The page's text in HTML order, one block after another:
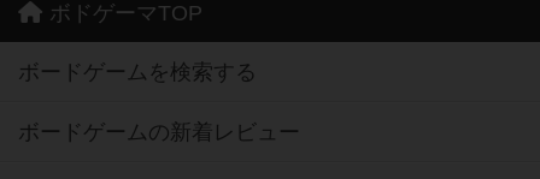
ボドゲーマTOP
ボードゲームを検索する
ボードゲームの新着レビュー